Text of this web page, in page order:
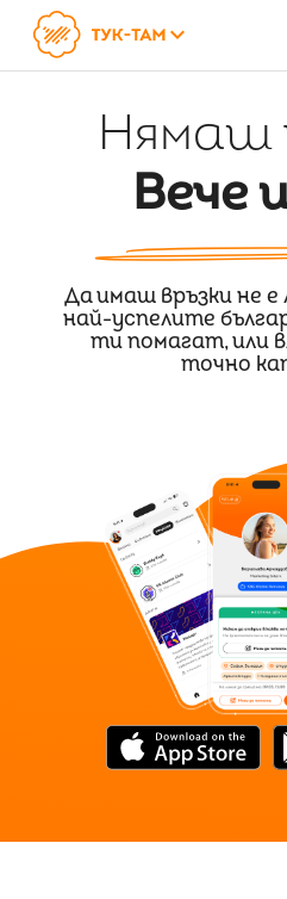
keyboard_arrow_down
Нямаш
Вече
Да имаш връзки не
най-успелите
ти помагат, или
точно